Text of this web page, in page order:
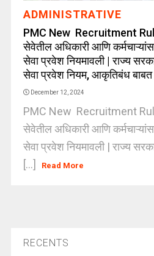
ADMINISTRATIVE
PMC New Recruitment
सेवेतील अधिकारी आणि
सेवा प्रवेश नियमावली | राज्य
सेवा प्रवेश नियम, आकृतिबंध बाबत
December 12, 2024
PMC New Recruitment
सेवेतील अधिकारी आणि
सेवा प्रवेश नियमावली | राज्य
[...]
Read More
RECENTS